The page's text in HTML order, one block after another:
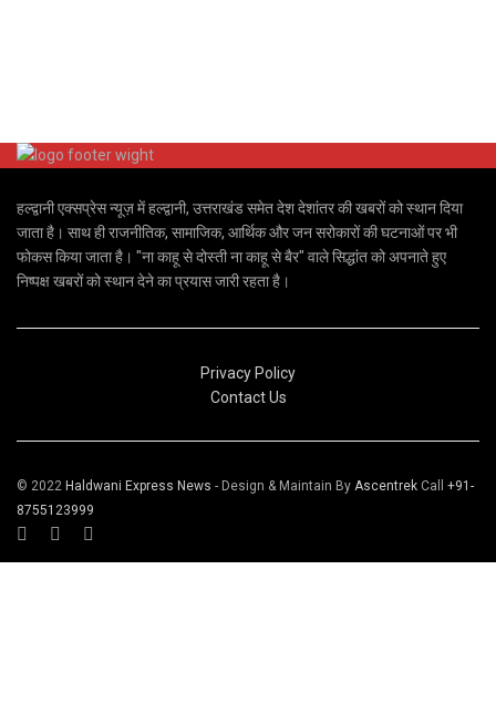
हल्द्वानी एक्सप्रेस न्यूज़ में हल्द्वानी, उत्तराखंड समेत देश देशांतर की खबरों को स्थान दिया
जाता है। साथ ही राजनीतिक, सामाजिक, आर्थिक और जन सरोकारों की घटनाओं पर भी
फोकस किया जाता है। "ना काहू से दोस्ती ना काहू से बैर" वाले सिद्धांत को अपनाते हुए
निष्पक्ष खबरों को स्थान देने का प्रयास जारी रहता है।
Privacy Policy
Contact Us
© 2022 Haldwani Express News - Design & Maintain By Ascentrek Call +91-
8755123999